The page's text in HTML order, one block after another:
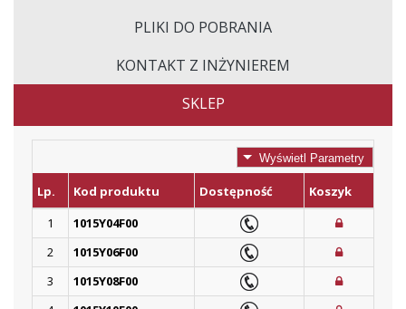
PLIKI DO POBRANIA
KONTAKT Z INŻYNIEREM
SKLEP
Wyświetl Parametry
Lp. Kod produktu Dostępność
Koszyk
1
1015Y04F00
2
1015Y06F00
3
1015Y08F00